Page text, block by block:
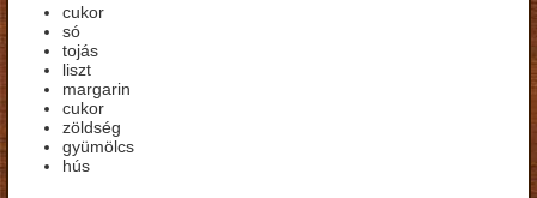
cukor
só
tojás
liszt
margarin
cukor
zöldség
gyümölcs
hús